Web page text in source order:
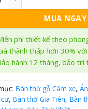
MUA NGAY
phí thiết kế theo
thành thấp hơn 30%
hành 12 tháng, bảo trì
Bàn thờ gỗ Căm xe,
, Bàn thờ Gia Tiên, Bàn